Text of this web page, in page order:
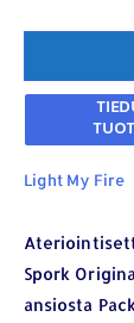
Light My Fire
Spork
ansiosta